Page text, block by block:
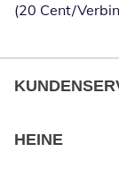
(20 Cent/
HEINE